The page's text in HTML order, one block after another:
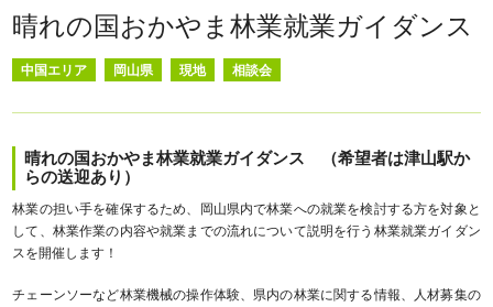
晴れの国おかやま林業就業ガイダンス
中国エリア 岡山県 現地 相談会
晴れの国おかやま林業就業ガイダンス （希望者は津山駅か
らの送迎あり）
林業の担い手を確保するため、岡山県内で林業への就業を検討する方を対象と
して、林業作業の内容や就業までの流れについて説明を行う林業就業ガイダン
スを開催します！
チェーンソーなど林業機械の操作体験、県内の林業に関する情報、人材募集の